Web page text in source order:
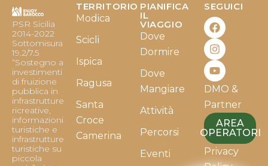
PSR Sicilia
2014-2022
Sottomisura
19.2/7.5
“Sostegno a
investimenti
di fruizione
pubblica in
infrastrutture
ricreative,
informazioni
turistiche e
infrastrutture
turistiche su
piccola
TERRITORIO
Modica
Scicli
Ispica
Ragusa
Santa
Croce
Camerina
PIANIFICA
IL
VIAGGIO
Dove
Dormire
Dove
Mangiare
Attività
Percorsi
Eventi
SEGUICI
F
a
c
e
b
o
o
k
I
n
s
t
a
g
r
a
m
Y
o
u
t
u
b
e
DMO &
Partner
AREA
OPERATORI
Privacy